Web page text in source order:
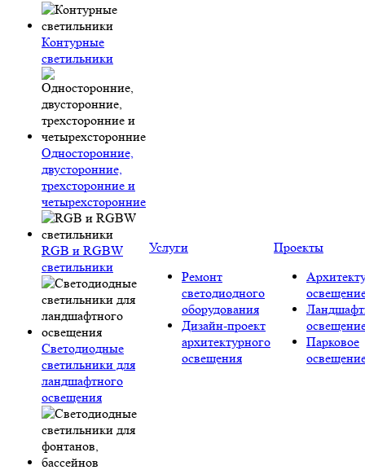
Контурные
светильники
Односторонние,
двусторонние,
трехсторонние и
четырехсторонние
RGB и RGBW
светильники
Светодиодные
светильники для
ландшафтного
освещения
Услуги
Ремонт
светодиодного
оборудования
Дизайн-проект
архитектурного
освещения
Проекты
Парковое